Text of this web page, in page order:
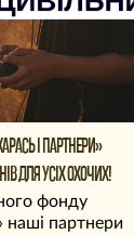
І ПАРТНЕРИ»
ДЛЯ УСІХ ОХОЧИХ!
фонду